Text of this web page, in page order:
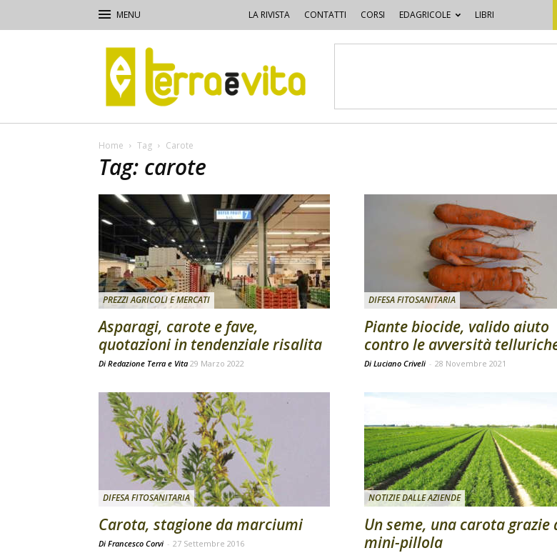
LA RIVISTA CONTATTI CORSI EDAGRICOLE LIBRI
Terra
e
Vita
Home Tag Carote
Tag: carote
PREZZI AGRICOLI E MERCATI
Asparagi, carote e fave,
quotazioni in tendenziale risalita
Di Redazione Terra e Vita 29 Marzo 2022
DIFESA FITOSANITARIA
Piante biocide, valido aiuto
contro le avversità
Di Luciano Criveli - 28 Novembre 2021
DIFESA FITOSANITARIA
Carota, stagione da marciumi
Di Francesco Corvi - 27 Settembre 2016
NOTIZIE DALLE AZIENDE
Un seme, una carota grazie
mini-pillola